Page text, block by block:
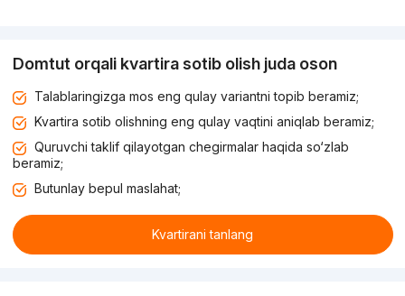
Domtut orqali kvartira sotib olish juda oson
Talablaringizga mos eng qulay variantni topib beramiz;
Kvartira sotib olishning eng qulay vaqtini aniqlab beramiz;
Quruvchi taklif qilayotgan chegirmalar haqida so‘zlab
beramiz;
Butunlay bepul maslahat;
Kvartirani tanlang